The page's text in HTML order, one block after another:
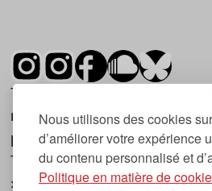
Nous utilisons des cookies
d’améliorer votre expérience
du contenu personnalisé et
Politique en matière de
Tsugi est un mensuel
musique et les nouvelles
première parution date de
Tsugi en japonais signifie «
», ce qui correspond à la